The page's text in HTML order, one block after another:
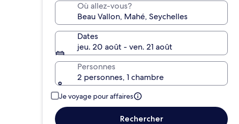
Où allez-vous?
Dates
jeu. 20 août - ven. 21 août
Personnes
2 personnes, 1 chambre
Je voyage pour affaires
Rechercher